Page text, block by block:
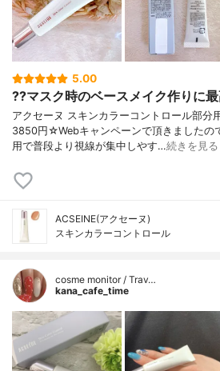
5.00
??マスク時のベースメイク作りに
アクセーヌ スキンカラーコントロール部分
3850円☆Webキャンペーンで頂きましたの
用で普段より視線が集中しやす…続きを見る
ACSEINE(アクセーヌ)
スキンカラーコントロール
cosme monitor / Trav…
kana_cafe_time